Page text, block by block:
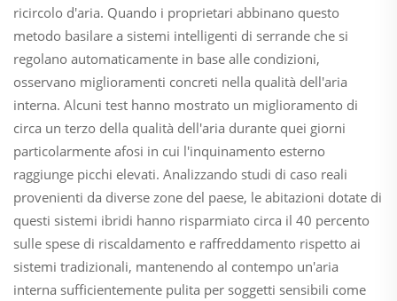
ricircolo d'aria. Quando i proprietari abbinano questo
metodo basilare a sistemi intelligenti di serrande che si
regolano automaticamente in base alle condizioni,
osservano miglioramenti concreti nella qualità dell'aria
interna. Alcuni test hanno mostrato un miglioramento di
circa un terzo della qualità dell'aria durante quei giorni
particolarmente afosi in cui l'inquinamento esterno
raggiunge picchi elevati. Analizzando studi di caso reali
provenienti da diverse zone del paese, le abitazioni dotate di
questi sistemi ibridi hanno risparmiato circa il 40 percento
sulle spese di riscaldamento e raffreddamento rispetto ai
sistemi tradizionali, mantenendo al contempo un'aria
interna sufficientemente pulita per soggetti sensibili come